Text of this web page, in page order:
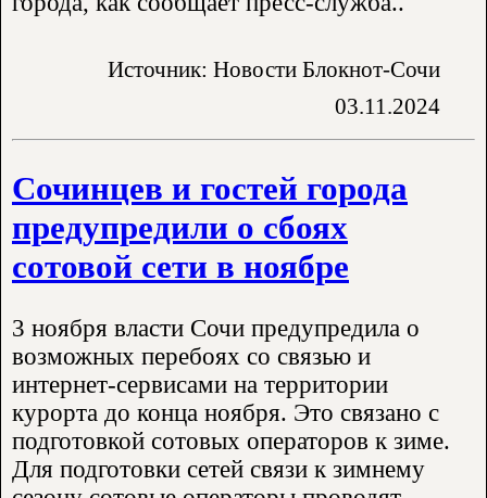
Источник: Новости Блокнот-Сочи
03.11.2024
Сочинцев и гостей города
предупредили о сбоях
сотовой сети в ноябре
3 ноября власти Сочи предупредила о
возможных перебоях со связью и
интернет-сервисами на территории
курорта до конца ноября. Это связано с
подготовкой сотовых операторов к зиме.
Для подготовки сетей связи к зимнему